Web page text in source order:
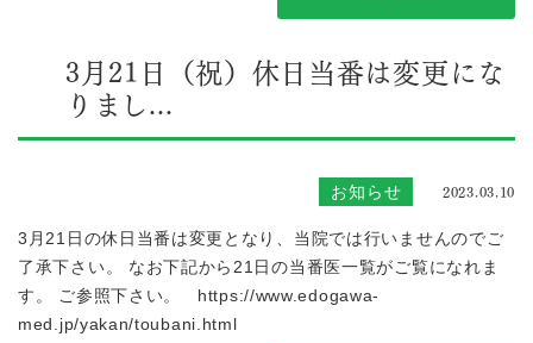
3月21日（祝）休日当番は変更にな
りまし...
お知らせ 2023.03.10
3月21日の休日当番は変更となり、当院では行いませんのでご
了承下さい。 なお下記から21日の当番医一覧がご覧になれま
す。 ご参照下さい。 https://www.edogawa-
med.jp/yakan/toubani.html